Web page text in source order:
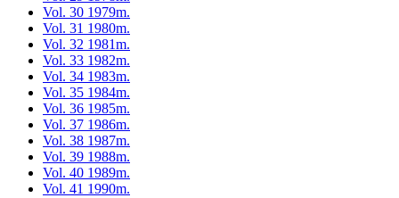
Vol. 30 1979m.
Vol. 31 1980m.
Vol. 32 1981m.
Vol. 33 1982m.
Vol. 34 1983m.
Vol. 35 1984m.
Vol. 36 1985m.
Vol. 37 1986m.
Vol. 38 1987m.
Vol. 39 1988m.
Vol. 40 1989m.
Vol. 41 1990m.